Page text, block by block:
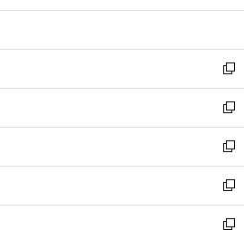
開
ウ
開
く
ン
ウ
で
開
く
ウ
ン
ド
ウ
で
開
く
新
し
い
ウ
ィ
ン
ド
ウ
で
新
し
い
ウ
ィ
ン
ド
新
し
い
ウ
ィ
新
し